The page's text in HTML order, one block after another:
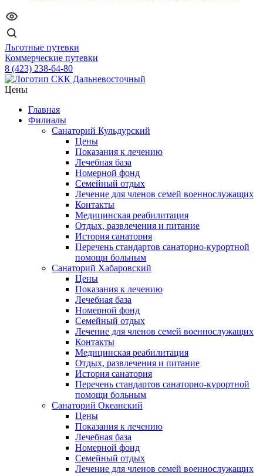
Льготные путевки
Коммерческие путевки
8 (423) 238-64-80
Цены
Главная
Филиалы
Санаторий Кульдурский
Цены
Показания к лечению
Лечебная база
Номерной фонд
Семейный отдых
Лечение для членов семей военнослужащих
Контакты
Медицинская реабилитация
Отдых, развлечения и питание
История санатория
Перечень стандартов санаторно-курортной
помощи больным
Санаторий Хабаровский
Цены
Показания к лечению
Лечебная база
Номерной фонд
Семейный отдых
Лечение для членов семей военнослужащих
Контакты
Медицинская реабилитация
Отдых, развлечения и питание
История санатория
Перечень стандартов санаторно-курортной
помощи больным
Санаторий Океанский
Цены
Показания к лечению
Лечебная база
Номерной фонд
Семейный отдых
Лечение для членов семей военнослужащих